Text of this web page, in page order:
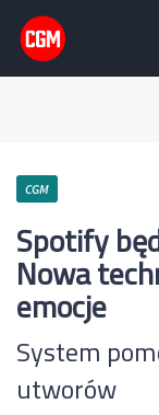
CGM
Spotify
Nowa
emocje
System
utworów